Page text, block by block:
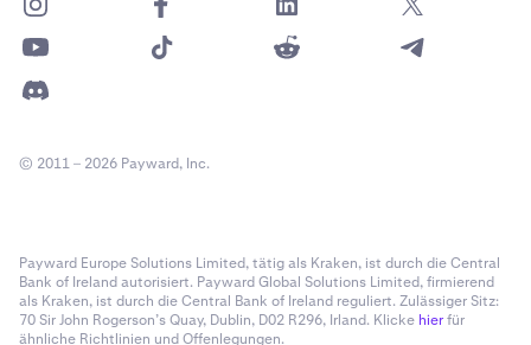
© 2011 – 2026 Payward, Inc.
Payward Europe Solutions Limited, tätig als Kraken, ist durch die Central
Bank of Ireland autorisiert. Payward Global Solutions Limited, firmierend
als Kraken, ist durch die Central Bank of Ireland reguliert. Zulässiger Sitz:
70 Sir John Rogerson’s Quay, Dublin, D02 R296, Irland. Klicke hierfür
ähnliche Richtlinien und Offenlegungen.